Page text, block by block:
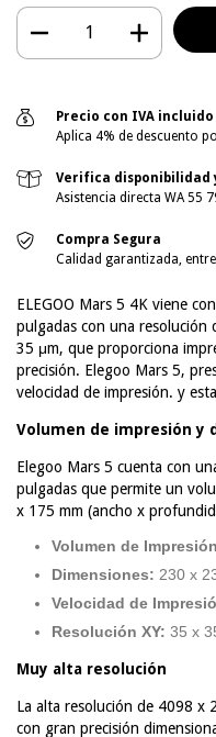
Precio con IVA incluido
Aplica 4% de descuento
Verifica disponibilidad
Asistencia directa WA 55
Compra Segura
Calidad garantizada,
ELEGOO Mars 5 4K viene
pulgadas con una
35 μm, que proporciona
precisión. Elegoo Mars 5,
velocidad de impresión. y
Volumen de impresión y
Elegoo Mars 5 cuenta con
pulgadas que permite un
x 175 mm (ancho x
Volumen de
Dimensiones: 230 x
Velocidad de
Resolución XY: 35 x
Muy alta resolución
La alta resolución de 4098 x
con gran precisión